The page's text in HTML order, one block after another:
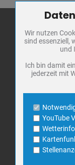
E-Mail:
Search
Zum Betrieb
Name
Anbieter
Cookie Name
Name
Anbieter
Zweck
Cookie Name
Wir nutzen
sind essenziell,
und
Ich bin damit
jederzeit mit
YouTube